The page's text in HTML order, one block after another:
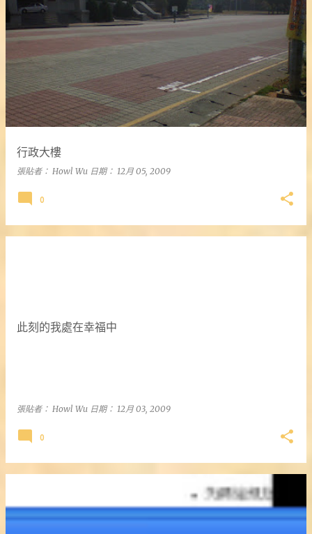
行政大樓
張貼者： Howl Wu 日期： 12月 05, 2009
0
此刻的我處在幸福中
張貼者： Howl Wu 日期： 12月 03, 2009
0